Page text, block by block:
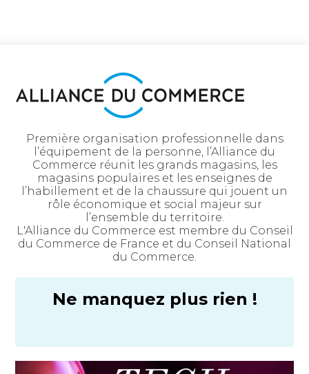
Première organisation professionnelle dans
l’équipement de la personne, l’Alliance du
Commerce réunit les grands magasins, les
magasins populaires et les enseignes de
l’habillement et de la chaussure qui jouent un
rôle économique et social majeur sur
l’ensemble du territoire.
L'Alliance du Commerce est membre du Conseil
du Commerce de France et du Conseil National
du Commerce.
Ne manquez plus rien !